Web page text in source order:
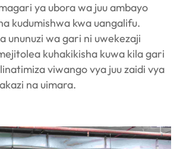
ya ubora wa juu ambayo
kudumishwa kwa uangalifu.
ununuzi wa gari ni uwekezaji
kuhakikisha kuwa kila gari
viwango vya juu zaidi vya
na uimara.